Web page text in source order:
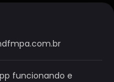
funcionando e